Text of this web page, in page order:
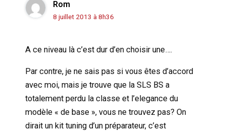
Rom
8 juillet 2013 à 8h36
A ce niveau là c’est dur d’en choisir une….
Par contre, je ne sais pas si vous êtes d’accord
avec moi, mais je trouve que la SLS BS a
totalement perdu la classe et l’elegance du
modèle « de base », vous ne trouvez pas? On
dirait un kit tuning d’un préparateur, c’est